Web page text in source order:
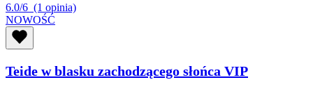
6.0/6 (1 opinia)
NOWOŚĆ
Teide w blasku zachodzącego słońca VIP